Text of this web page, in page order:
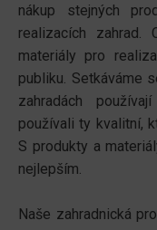
nákup stejných
realizacích
materiály pro
publiku. Setkáváme
zahradách
používali ty kvalitní,
S produkty a
nejlepším.
Naše zahradnická